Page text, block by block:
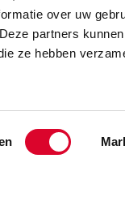
over uw
partners
ze hebben